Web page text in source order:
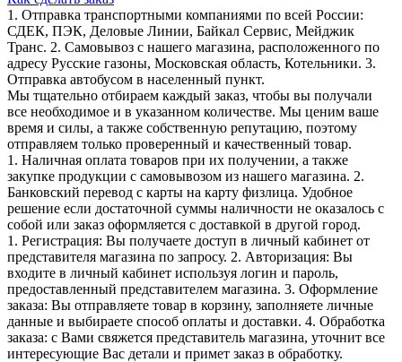
1. Отправка транспортными компаниями по всей России:
СДЕК, ПЭК, Деловые Линии, Байкал Сервис, Мейджик
Транс. 2. Самовывоз с нашего магазина, расположенного по
адресу Русские газоны, Московская область, Котельники. 3.
Отправка автобусом в населенный пункт.
Мы тщательно отбираем каждый заказ, чтобы вы получали
все необходимое и в указанном количестве. Мы ценим ваше
время и силы, а также собственную репутацию, поэтому
отправляем только проверенный и качественный товар.
1. Наличная оплата товаров при их получении, а также
закупке продукции с самовывозом из нашего магазина. 2.
Банковский перевод с карты на карту физлица. Удобное
решение если достаточной суммы наличности не оказалось с
собой или заказ оформляется с доставкой в другой город.
1. Регистрация: Вы получаете доступ в личный кабинет от
представителя магазина по запросу. 2. Авторизация: Вы
входите в личный кабинет используя логин и пароль,
предоставленный представителем магазина. 3. Оформление
заказа: Вы отправляете товар в корзину, заполняете личные
данные и выбираете способ оплаты и доставки. 4. Обработка
заказа: с Вами свяжется представитель магазина, уточнит все
интересующие Вас детали и примет заказ в обработку.